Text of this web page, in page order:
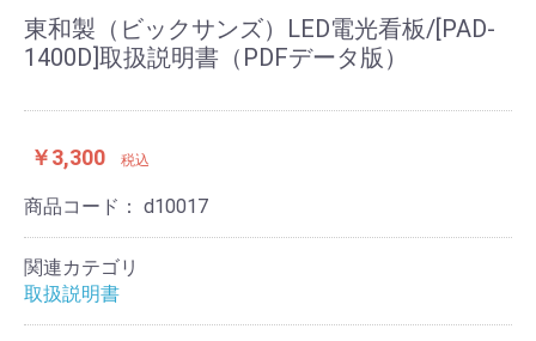
東和製（ビックサンズ）LED電光看板/[PAD-
1400D]取扱説明書（PDFデータ版）
￥3,300 税込
商品コード： d10017
関連カテゴリ
取扱説明書